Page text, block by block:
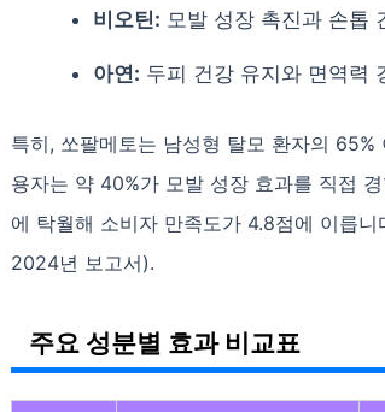
비오틴: 모발 성장 촉진과 손톱
아연: 두피 건강 유지와 면역력
특히, 쏘팔메토는 남성형 탈모 환자의
용자는 약 40%가 모발 성장 효과를 직접
에 탁월해 소비자 만족도가 4.8점에 이릅
2024년 보고서).
주요 성분별 효과 비교표